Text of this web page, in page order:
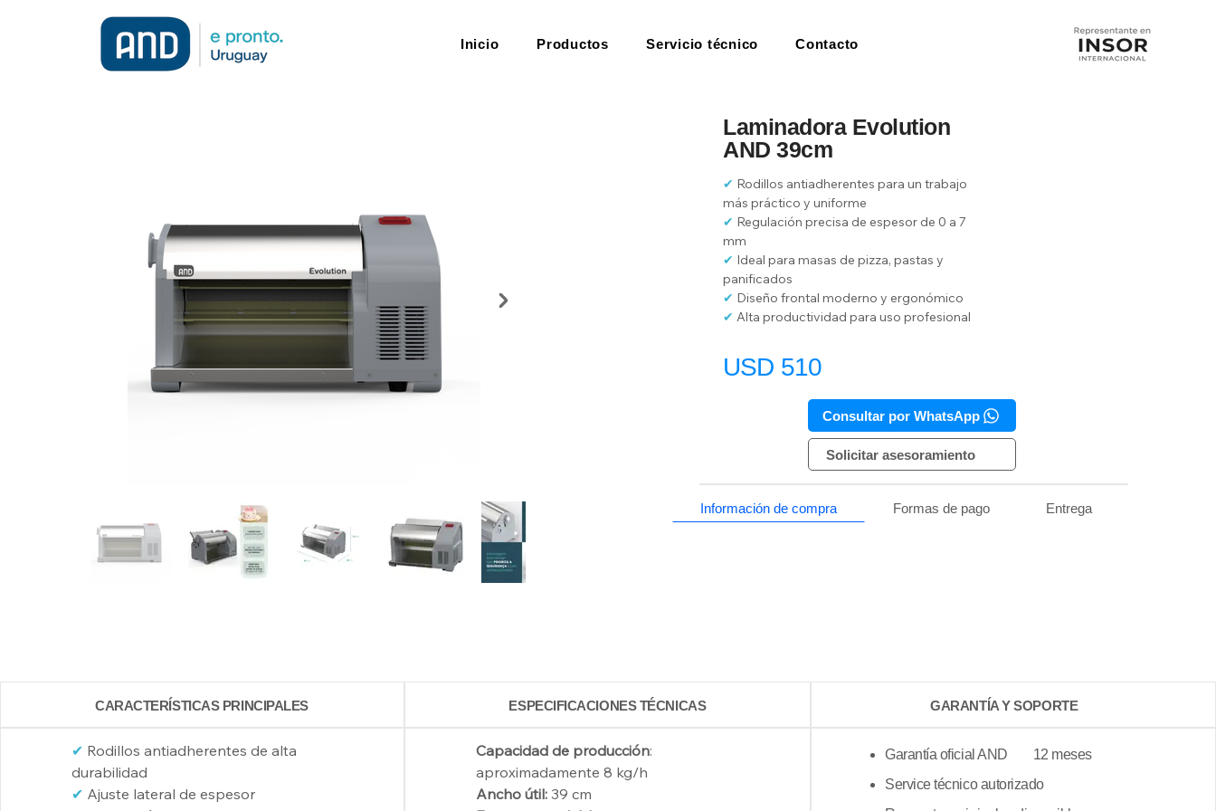
Inicio Productos Servicio técnico Contacto
Laminadora Evolution
AND 39cm
✔ Rodillos antiadherentes para un trabajo
más práctico y uniforme
✔ Regulación precisa de espesor de 0 a 7
mm
✔ Ideal para masas de pizza, pastas y
panificados
✔ Diseño frontal moderno y ergonómico
✔ Alta productividad para uso profesional
USD 510
Consultar por WhatsApp
Solicitar asesoramiento
Información de compra Formas de pago Entrega
CARACTERÍSTICAS PRINCIPALES ESPECIFICACIONES TÉCNICAS GARANTÍA Y SOPORTE
✔ Rodillos antiadherentes de alta
durabilidad
✔ Ajuste lateral de espesor
Capacidad de producción:
aproximadamente 8 kg/h
Ancho útil: 39 cm
Garantía oficial AND 12 meses
Service técnico autorizado